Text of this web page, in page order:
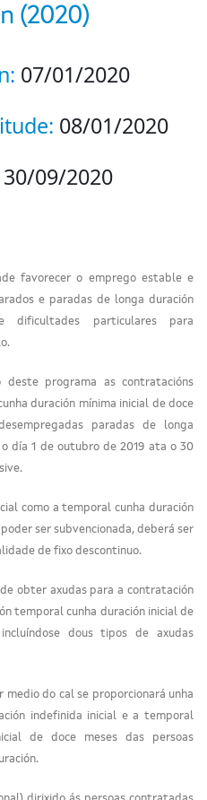
(2020)
07/01/2020
08/01/2020
30/09/2020
favorecer o emprego estable e
e paradas de longa duración
dificultades particulares para
deste programa as contratacións
duración mínima inicial de doce
paradas de longa
día 1 de outubro de 2019 ata o 30
como a temporal cunha duración
ser subvencionada, deberá ser
de fixo descontinuo.
obter axudas para a contratación
temporal cunha duración inicial de
dous tipos de axudas
medio do cal se proporcionará unha
indefinida inicial e a temporal
de doce meses das persoas